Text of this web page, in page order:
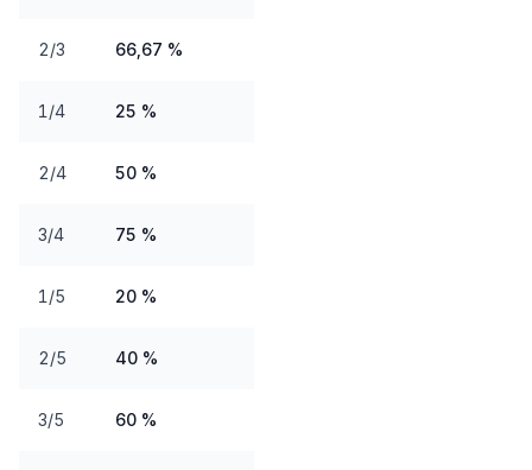
2/3 66,67 %
1/4 25 %
2/4 50 %
3/4 75 %
1/5 20 %
2/5 40 %
3/5 60 %